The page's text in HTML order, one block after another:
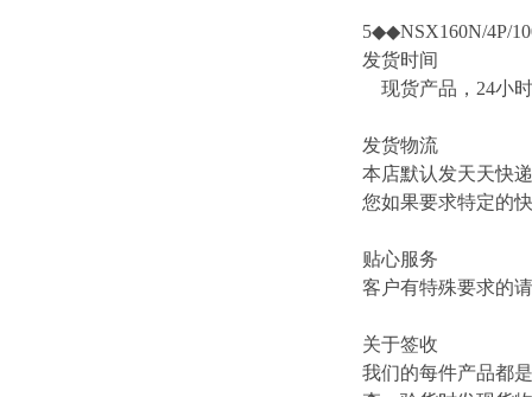
5◆◆NSX160N/4P/
发货时间
现货产品，24小
发货物流
本店默认发天天快
您如果要求特定的
贴心服务
客户有特殊要求的
关于签收
我们的每件产品都